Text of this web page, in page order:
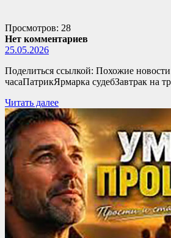
Просмотров: 28
Нет комментариев
25.05.2026
Поделиться ссылкой: Похожие
часаПатрикЯрмарка судебЗавтрак на
Читать далее